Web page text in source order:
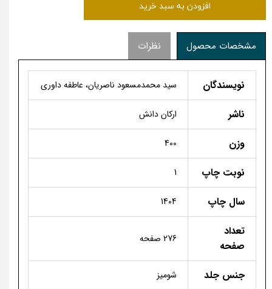
افزودن به سبد خرید
مشخصات محصول نظرات
نویسندگان سید محمدمسعود ناصریان، عاطفه داوری
ناشر ارکان دانش
وزن 400
نوبت چاپ 1
سال چاپ 1404
تعداد
صفحه
276 صفحه
جنس جلد شومیز